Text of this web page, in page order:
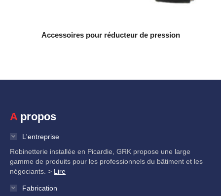
Accessoires pour réducteur de pression
A propos
L'entreprise
Robinetterie installée en Picardie, GRK propose une large
gamme de produits pour les professionnels du bâtiment et les
négociants. > Lire
Fabrication